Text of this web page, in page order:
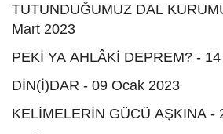
TUTUNDUĞUMUZ DAL
Mart 2023
PEKİ YA AHLÂKİ DEPREM? -
DİN(İ)DAR - 09 Ocak 2023
KELİMELERİN GÜCÜ AŞKINA -